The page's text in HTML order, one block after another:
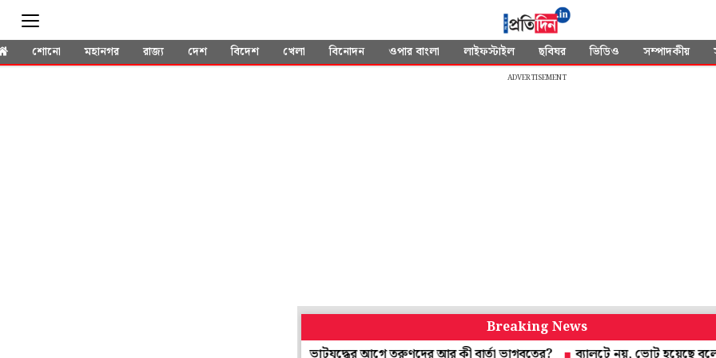
শোনো মহানগর রাজ্য দেশ বিদেশ খেলা বিনোদন ওপার বাংলা লাইফস্টাইল ছবিঘর ভিডিও সম্পাদকীয়
ADVERTISEMENT
Breaking News